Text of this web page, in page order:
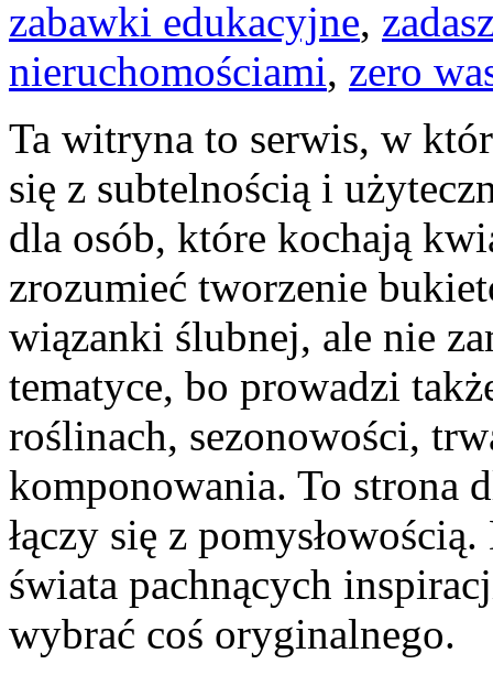
zabawki edukacyjne,
nieruchomościami, zero
Ta witryna to serwis, w
się z subtelnością i
dla osób, które kochają
zrozumieć tworzenie
wiązanki ślubnej, ale nie
tematyce, bo prowadzi
roślinach, sezonowości,
komponowania. To strona
łączy się z
świata pachnących
wybrać coś oryginalnego.